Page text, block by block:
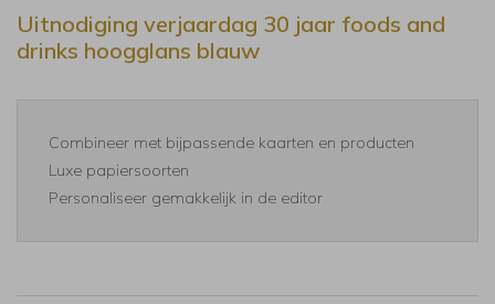
Uitnodiging verjaardag 30 jaar foods and
drinks hoogglans blauw
Combineer met bijpassende kaarten en producten
Luxe papiersoorten
Personaliseer gemakkelijk in de editor